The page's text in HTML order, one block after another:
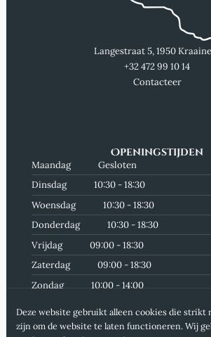
Langestraat 5, 1950
+32 472 99 10 14
Contacteer
Openingstijden
Maandag
Gesloten
Dinsdag
10:30 - 18:30
Woensdag
10:30 - 18:30
Donderdag
10:30 - 18:30
Vrijdag
09:00 - 18:30
Zaterdag
09:00 - 18:30
Zondag
10:00 - 14:00
Deze website gebruikt alleen cookies die strikt
zijn om de website te laten functioneren. Wij